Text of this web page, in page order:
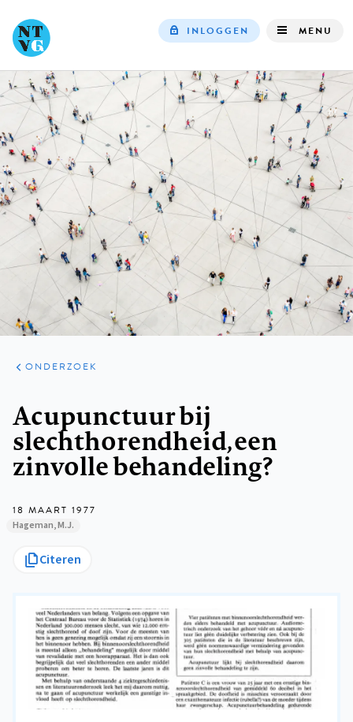
navigation
INLOGGEN MENU
ARTIKELEN
ONDERZOEK
ONDERZOEK
Acupunctuur bij
slechthorendheid, een
zinvolle behandeling?
18 MAART 1977
Hageman, M.J.
Citeren